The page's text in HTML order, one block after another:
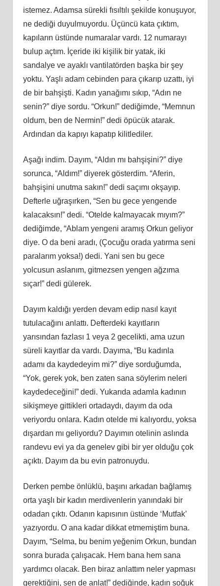
istemez. Adamsa sürekli fısıltılı şekilde konuşuyor,
ne dediği duyulmuyordu. Üçüncü kata çıktım,
kapıların üstünde numaralar vardı. 12 numarayı
bulup açtım. İçeride iki kişilik bir yatak, iki
sandalye ve ayaklı vantilatörden başka bir şey
yoktu. Yaşlı adam cebinden para çıkarıp uzattı, iyi
de bir bahşişti. Kadın yanağımı sıkıp, “Adın ne
senin?” diye sordu. “Orkun!” dediğimde, “Memnun
oldum, ben de Nermin!” dedi öpücük atarak.
Ardından da kapıyı kapatıp kilitlediler.
Aşağı indim. Dayım, “Aldın mı bahşişini?” diye
sorunca, “Aldım!” diyerek gösterdim. “Aferin,
bahşişini unutma sakın!” dedi saçımı okşayıp.
Defterle uğraşırken, “Sen bu gece yengende
kalacaksın!” dedi. “Otelde kalmayacak mıyım?”
dediğimde, “Ablam yengeni aramış Orkun geliyor
diye. O da beni aradı, (Çocuğu orada yatırma seni
paralarım yoksa!) dedi. Yani sen bu gece
yolcusun aslanım, gitmezsen yengen ağzıma
sıçar!” dedi gülerek.
Dayım kaldığı yerden devam edip nasıl kayıt
tutulacağını anlattı. Defterdeki kayıtların
yarısından fazlası 1 veya 2 gecelikti, ama uzun
süreli kayıtlar da vardı. Dayıma, “Bu kadınla
adamı da kaydedeyim mi?” diye sorduğumda,
“Yok, gerek yok, ben zaten sana söylerim neleri
kaydedeceğini!” dedi. Yukarıda adamla kadının
sikişmeye gittikleri ortadaydı, dayım da oda
veriyordu onlara. Kadın otelde mi kalıyordu, yoksa
dışardan mı geliyordu? Dayımın otelinin aslında
randevu evi ya da genelev gibi bir yer olduğu çok
açıktı. Dayım da bu evin patronuydu.
Derken pembe önlüklü, başını arkadan bağlamış
orta yaşlı bir kadın merdivenlerin yanındaki bir
odadan çıktı. Odanın kapısının üstünde ‘Mutfak’
yazıyordu. O ana kadar dikkat etmemiştim buna.
Dayım, “Selma, bu benim yeğenim Orkun, bundan
sonra burada çalışacak. Hem bana hem sana
yardımcı olacak. Ben biraz anlattım neler yapması
gerektiğini, sen de anlat!” dediğinde, kadın soğuk